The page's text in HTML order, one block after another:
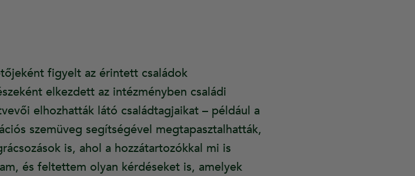
figyelt az érintett családok
elkezdett az intézményben családi
elhozhatták látó családtagjaikat – például a
szemüveg segítségével megtapasztalhatták,
is, ahol a hozzátartozókkal mi is
és feltettem olyan kérdéseket is, amelyek